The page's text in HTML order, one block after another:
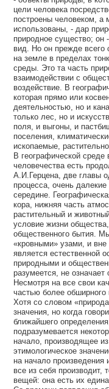
цели человека
построены человеком, а
использованы, - дар
природное существо; он
вид. Но он прежде всего
на земле в пределах
среды. Это та часть
взаимодействии с
воздействие. В
которая прямо или
деятельностью, но и
только лес, но и
поля, и выгоны, и
поселения,
ископаемые,
В географической среде
человечества есть
А.И.Герцена, две главы
процесса, очень
середине.
кора, нижняя часть
растительный и
условие жизни
общественного бытия.
«кровными» узами, и
является естественной
природными и
разумеется, не означает
Несмотря на все свои
частью более обширного
Хотя со словом
значения, но когда
ближайшего
подразумевается
начало, производящее
этимологическое
на начало
все из себя производит,
вещей: она есть их